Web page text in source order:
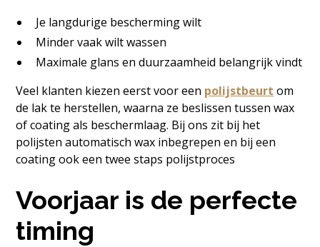
Je langdurige bescherming wilt
Minder vaak wilt wassen
Maximale glans en duurzaamheid belangrijk vindt
Veel klanten kiezen eerst voor een polijstbeurt om
de lak te herstellen, waarna ze beslissen tussen wax
of coating als beschermlaag. Bij ons zit bij het
polijsten automatisch wax inbegrepen en bij een
coating ook een twee staps polijstproces
Voorjaar is de perfecte
timing